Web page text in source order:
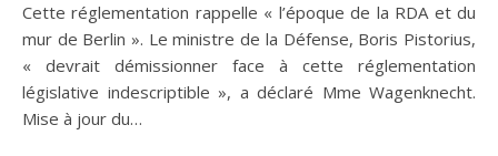
Cette réglementation rappelle « l’époque de la RDA et du
mur de Berlin ». Le ministre de la Défense, Boris Pistorius,
« devrait démissionner face à cette réglementation
législative indescriptible », a déclaré Mme Wagenknecht.
Mise à jour du…